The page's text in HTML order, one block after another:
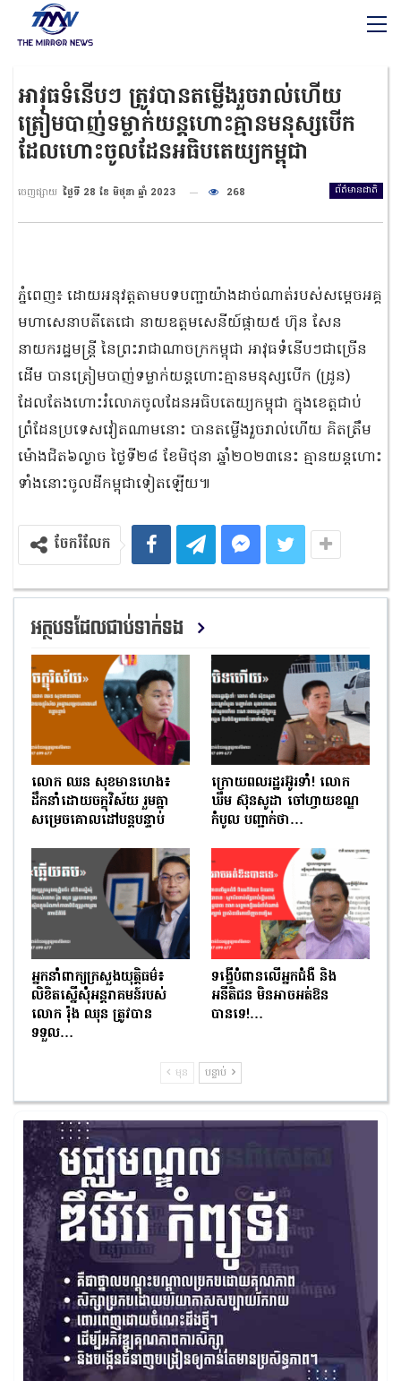
អាវុធទំនើបៗ ត្រូវបានតម្លើងរួចរាល់ហើយ
ត្រៀមបាញ់ទម្លាក់យន្ដហោះគ្មានមនុស្សបើក
ដែលហោះចូលដែនអធិបតេយ្យកម្ពុជា
ព័ត៌មានជាតិ
ចេញផ្សាយ ថ្ងៃទី 28 ខែ មិថុនា ឆ្នាំ 2023 268
ភ្នំពេញ៖ ដោយអនុវត្តតាមបទបញ្ជាយ៉ាងដាច់ណាត់របស់សម្ដេចអគ្គ
មហាសេនាបតីតេជោ នាយឧត្តមសេនីយ៍ផ្កាយ៥ ហ៊ុន សែន
នាយករដ្ឋមន្ដ្រី នៃព្រះរាជាណាចក្រកម្ពុជា អាវុធទំនើបៗជាច្រើន
ដើម បានត្រៀមបាញ់ទម្លាក់យន្ដហោះគ្មានមនុស្សបើក (ដ្រូន)
ដែលតែងហោះរំលោភចូលដែនអធិបតេយ្យកម្ពុជា ក្នុងខេត្តជាប់
ព្រំដែនប្រទេសវៀតណាមនោះ បានតម្លើងរួចរាល់ហើយ គិតត្រឹម
ម៉ោងជិត៦ល្ងាច ថ្ងៃទី២៨ ខែមិថុនា ឆ្នាំ២០២៣នេះ គ្មានយន្ដហោះ
ទាំងនោះចូលដីកម្ពុជាទៀតឡើយ៕
ចែករំលែក
អត្ថបទដែលជាប់ទាក់ទង
លោក ឈន សុខមានហេង៖
ដឹកនាំដោយចក្ខុវិស័យ រួមគ្នា
សម្រេចគោលដៅបន្តបន្ទាប់
ក្រោយពលរដ្ឋរអ៊ូរទាំ! លោក
ឃឹម ស៊ុនសូដា ចៅហ្វាយខណ្ឌ
កំបូល បញ្ជាក់ថា…
អ្នកនាំពាក្យក្រសួងយុត្តិធម៌៖
លិខិតស្នើសុំអន្តរាគមន៍របស់
លោក រ៉ុង ឈុន ត្រូវបាន
ទទួល…
ទង្វើបំពានលើអ្នកជំងឺ និង
អនីតិជន មិនអាចអត់ឱន
បានទេ!…
មុន បន្ទាប់